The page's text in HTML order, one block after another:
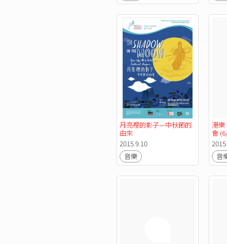
月亮裡的影子—中秋節的
由來
2015.9.10
音樂
港樂
會
音